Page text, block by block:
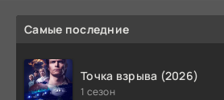
Самые последние
Точка взрыва (2026)
1 сезон